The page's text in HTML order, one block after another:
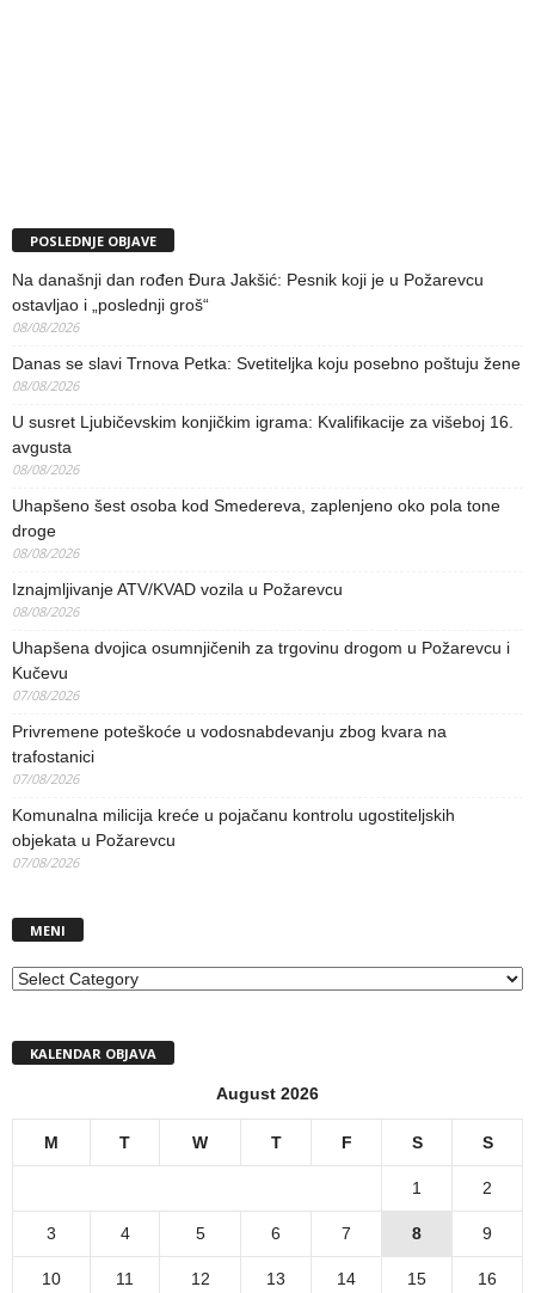
POSLEDNJE OBJAVE
Na današnji dan rođen Đura Jakšić: Pesnik koji je u Požarevcu
ostavljao i „poslednji groš“
08/08/2026
Danas se slavi Trnova Petka: Svetiteljka koju posebno poštuju žene
08/08/2026
U susret Ljubičevskim konjičkim igrama: Kvalifikacije za višeboj 16.
avgusta
08/08/2026
Uhapšeno šest osoba kod Smedereva, zaplenjeno oko pola tone
droge
08/08/2026
Iznajmljivanje ATV/KVAD vozila u Požarevcu
08/08/2026
Uhapšena dvojica osumnjičenih za trgovinu drogom u Požarevcu i
Kučevu
07/08/2026
Privremene poteškoće u vodosnabdevanju zbog kvara na
trafostanici
07/08/2026
Komunalna milicija kreće u pojačanu kontrolu ugostiteljskih
objekata u Požarevcu
07/08/2026
MENI
MENI
KALENDAR OBJAVA
August 2026
M T W T F S S
1 2
3 4 5 6 7 8 9
10 11 12 13 14 15 16